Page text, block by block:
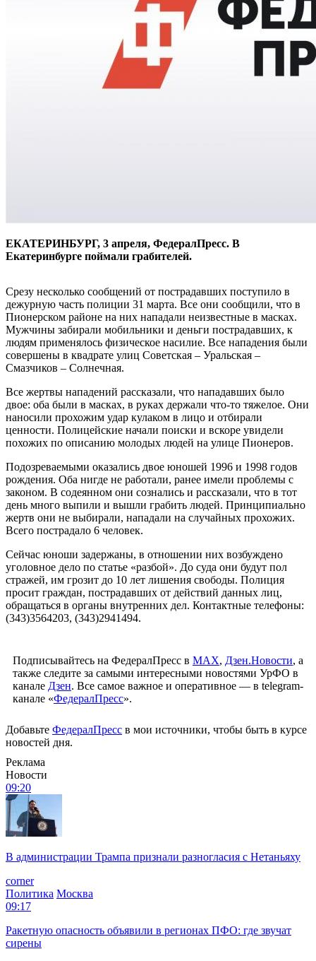
ЕКАТЕРИНБУРГ, 3 апреля, ФедералПресс. В
Екатеринбурге поймали грабителей.
Срезу несколько сообщений от пострадавших поступило в
дежурную часть полиции 31 марта. Все они сообщили, что в
Пионерском районе на них нападали неизвестные в масках.
Мужчины забирали мобильники и деньги пострадавших, к
людям применялось физическое насилие. Все нападения были
совершены в квадрате улиц Советская – Уральская –
Смазчиков – Солнечная.
Все жертвы нападений рассказали, что нападавших было
двое: оба были в масках, в руках держали что-то тяжелое. Они
наносили прохожим удар кулаком в лицо и отбирали
ценности. Полицейские начали поиски и вскоре увидели
похожих по описанию молодых людей на улице Пионеров.
Подозреваемыми оказались двое юношей 1996 и 1998 годов
рождения. Оба нигде не работали, ранее имели проблемы с
законом. В содеянном они сознались и рассказали, что в тот
день много выпили и вышли грабить людей. Принципиально
жертв они не выбирали, нападали на случайных прохожих.
Всего пострадало 6 человек.
Сейчас юноши задержаны, в отношении них возбуждено
уголовное дело по статье «разбой». До суда они будут пол
стражей, им грозит до 10 лет лишения свободы. Полиция
просит граждан, пострадавших от действий данных лиц,
обращаться в органы внутренних дел. Контактные телефоны:
(343)3564203, (343)2941494.
Подписывайтесь на ФедералПресс в МАХ, Дзен.Новости, а
также следите за самыми интересными новостями УрФО в
канале Дзен. Все самое важное и оперативное — в telegram-
канале «ФедералПресс».
Добавьте ФедералПресс в мои источники, чтобы быть в курсе
новостей дня.
Реклама
Новости
09:20
В администрации Трампа признали разногласия с Нетаньяху
corner
Политика Москва
09:17
Ракетную опасность объявили в регионах ПФО: где звучат
сирены